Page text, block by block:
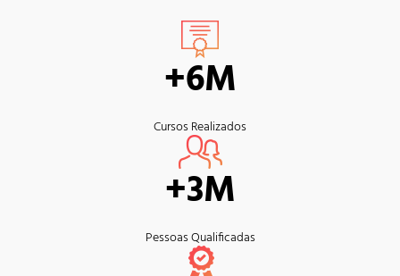
+6M
Cursos Realizados
+3M
Pessoas Qualificadas